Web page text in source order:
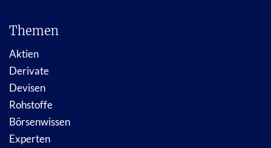
Themen
Aktien
Derivate
Devisen
Rohstoffe
Börsenwissen
Experten